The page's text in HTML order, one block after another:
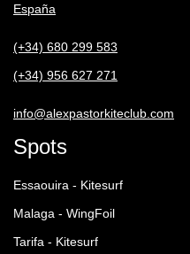
España
(+34) 680 299 583
(+34) 956 627 271
info@alexpastorkiteclub.com
Spots
Essaouira - Kitesurf
Malaga - WingFoil
Tarifa - Kitesurf